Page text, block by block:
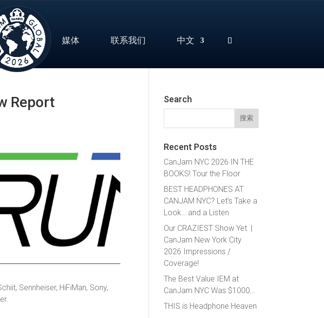
媒体 联系我们 中文
Report
Sennheiser, HiFiMan, Sony,
Search
搜
Recent Posts
CanJam NYC 2026 IN THE
BOOKS! Tour the Floor
BEST HEADPHONES AT
CANJAM NYC? Let’s Take a
Look… and a Listen
Our CRAZIEST Show Yet. |
CanJam New York City
2026 Impressions /
Coverage!
The Best Value IEM at
CanJam NYC Was $1000…
THIS is Headphone Heaven